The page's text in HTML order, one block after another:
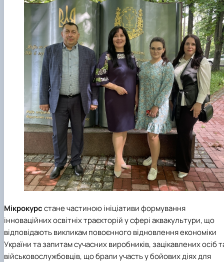
Мікрокурсстане частиною ініціативи формування
інноваційних освітніх траєкторій у сфері аквакультури, що
відповідають викликам повоєнного відновлення економіки
України та запитам сучасних виробників, зацікавлених осіб
військовослужбовців, що брали участь у бойових діях для